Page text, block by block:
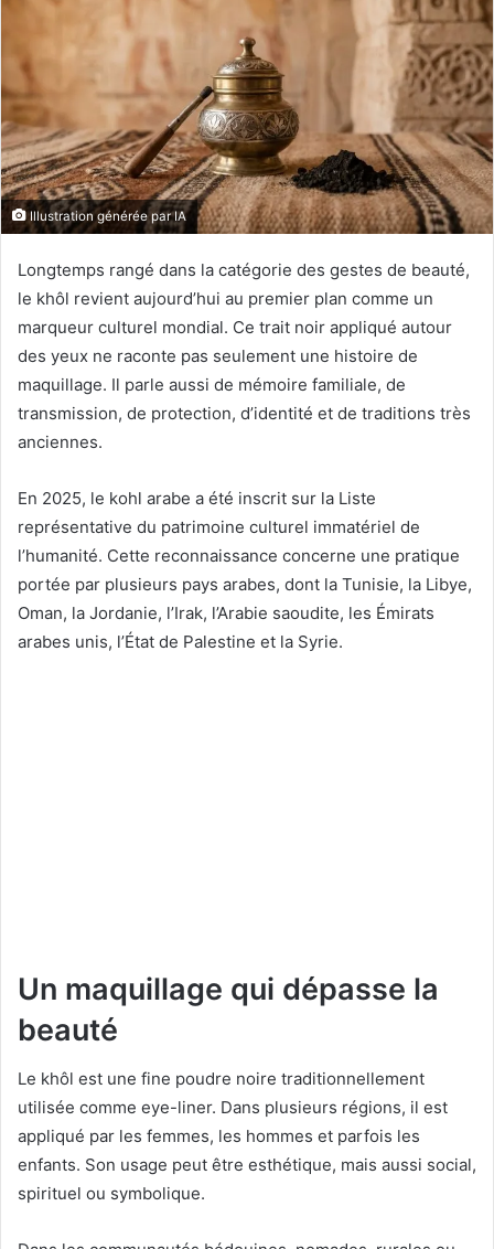
Illustration générée par IA
Longtemps rangé dans la catégorie des gestes de beauté,
le khôl revient aujourd’hui au premier plan comme un
marqueur culturel mondial. Ce trait noir appliqué autour
des yeux ne raconte pas seulement une histoire de
maquillage. Il parle aussi de mémoire familiale, de
transmission, de protection, d’identité et de traditions très
anciennes.
En 2025, le kohl arabe a été inscrit sur la Liste
représentative du patrimoine culturel immatériel de
l’humanité. Cette reconnaissance concerne une pratique
portée par plusieurs pays arabes, dont la Tunisie, la Libye,
Oman, la Jordanie, l’Irak, l’Arabie saoudite, les Émirats
arabes unis, l’État de Palestine et la Syrie.
Un maquillage qui dépasse la
beauté
Le khôl est une fine poudre noire traditionnellement
utilisée comme eye-liner. Dans plusieurs régions, il est
appliqué par les femmes, les hommes et parfois les
enfants. Son usage peut être esthétique, mais aussi social,
spirituel ou symbolique.